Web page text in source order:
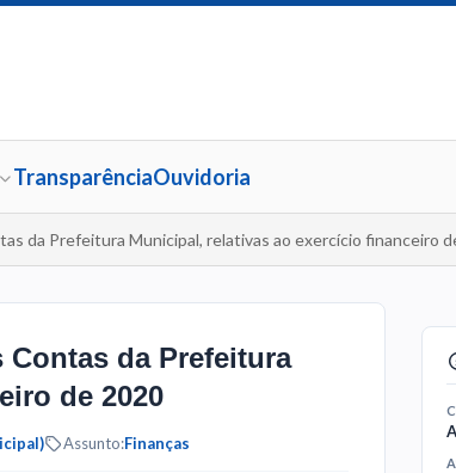
TransparênciaOuvidoria
da Prefeitura Municipal, relativas ao exercício financeiro
Contas da Prefeitura
de 2020
Assunto:Finanças